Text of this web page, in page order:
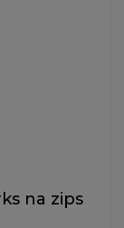
na zips